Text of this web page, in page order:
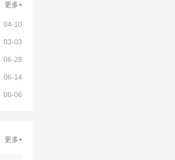
更多+
04-10
03-03
06-28
06-14
06-06
更多+